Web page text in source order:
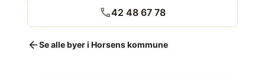
call42 48 67 78
arrow_backSe alle byer i Horsens kommune